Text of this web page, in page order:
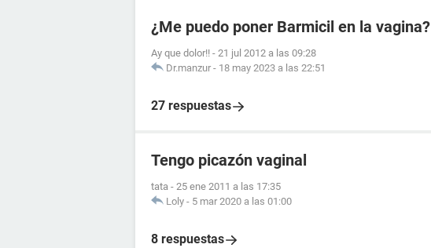
¿Me puedo poner Barmicil en la vagina?
Ay que dolor!! - 21 jul 2012 a las 09:28
Dr.manzur - 18 may 2023 a las 22:51
27 respuestas
Tengo picazón vaginal
tata - 25 ene 2011 a las 17:35
Loly - 5 mar 2020 a las 01:00
8 respuestas